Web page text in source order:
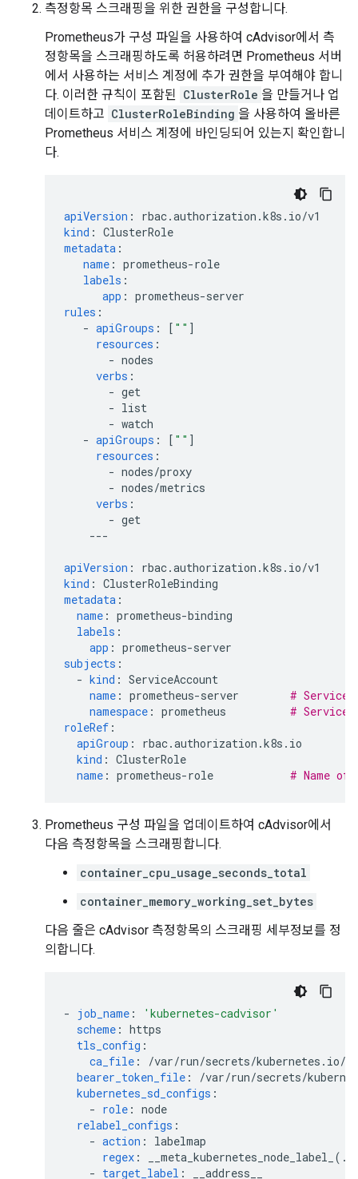
측정항목 스크래핑을 위한 권한을 구성합니다.
Prometheus가 구성 파일을 사용하여 cAdvisor에서 측
정항목을 스크래핑하도록 허용하려면 Prometheus 서버
에서 사용하는 서비스 계정에 추가 권한을 부여해야 합니
다. 이러한 규칙이 포함된 ClusterRole 을 만들거나 업
데이트하고 ClusterRoleBinding 을 사용하여 올바른
Prometheus 서비스 계정에 바인딩되어 있는지 확인합니
다.
apiVersion :
rbac.authorization.k8s.io/v1
kind : ClusterRole
metadata :
name : prometheus-role
labels :
app : prometheus-server
rules :
- apiGroups : [ "" ]
resources :
- nodes
verbs :
- get
- list
- watch
- apiGroups : [ "" ]
resources :
- nodes/proxy
- nodes/metrics
verbs :
- get
---
apiVersion :
rbac.authorization.k8s.io/v1
kind : ClusterRoleBinding
metadata :
name : prometheus-binding
labels :
app : prometheus-server
subjects :
- kind : ServiceAccount
name : prometheus-server
# Service
namespace : prometheus
# Service
roleRef :
apiGroup :
rbac.authorization.k8s.io
kind : ClusterRole
name : prometheus-role # Name of
Prometheus 구성 파일을 업데이트하여 cAdvisor에서
다음 측정항목을 스크래핑합니다.
container_cpu_usage_seconds_total
container_memory_working_set_bytes
다음 줄은 cAdvisor 측정항목의 스크래핑 세부정보를 정
의합니다.
- job_name :
'kubernetes-cadvisor'
scheme : https
tls_config :
ca_file :
/var/run/secrets/kubernetes.io/
bearer_token_file :
/var/run/secrets/
kubernetes_sd_configs :
- role : node
relabel_configs :
- action :
labelmap
regex :
- target_label : __address__